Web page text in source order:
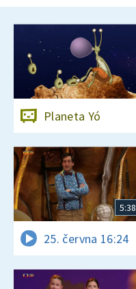
Planeta Yó
5:38
25. června 16:24